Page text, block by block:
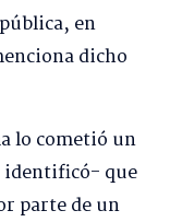
en
dicho
lo cometió un
que
parte de un